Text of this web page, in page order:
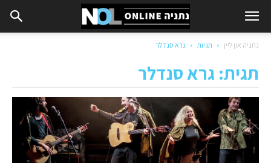
נתניה און ליין תגיות גרא סנדלר
תגית: גרא סנדלר